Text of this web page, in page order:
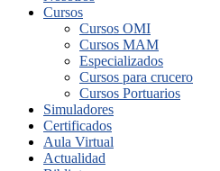
Cursos
Cursos OMI
Cursos MAM
Especializados
Cursos para crucero
Cursos Portuarios
Simuladores
Certificados
Aula Virtual
Actualidad